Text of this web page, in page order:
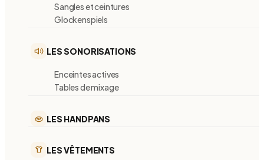
Sangles et ceintures
Glockenspiels
LES SONORISATIONS
Enceintes actives
Tables de mixage
LES HANDPANS
LES VÊTEMENTS